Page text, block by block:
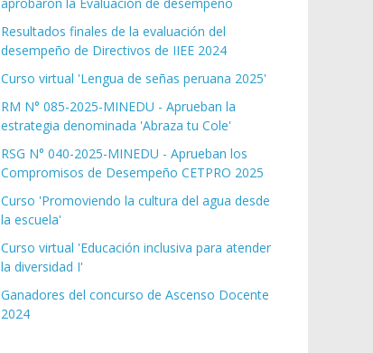
Resultados finales de la evaluación del
desempeño de Directivos de IIEE 2024
Curso virtual 'Lengua de señas peruana 2025'
RM N° 085-2025-MINEDU - Aprueban la
estrategia denominada 'Abraza tu Cole'
RSG N° 040-2025-MINEDU - Aprueban los
Compromisos de Desempeño CETPRO 2025
Curso 'Promoviendo la cultura del agua desde
la escuela'
Curso virtual 'Educación inclusiva para atender
la diversidad I'
Ganadores del concurso de Ascenso Docente
2024